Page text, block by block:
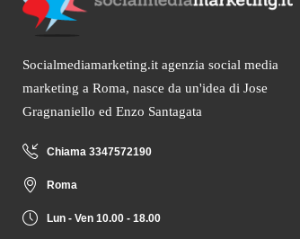
Socialmediamarketing.it agenzia social media
marketing a Roma, nasce da un'idea di Jose
Gragnaniello ed Enzo Santagata
Chiama 3347572190
Roma
Lun - Ven 10.00 - 18.00